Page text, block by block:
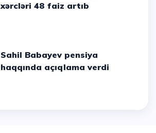
xərcləri 48 faiz artıb
Sahil Babayev pensiya
haqqında açıqlama verdi